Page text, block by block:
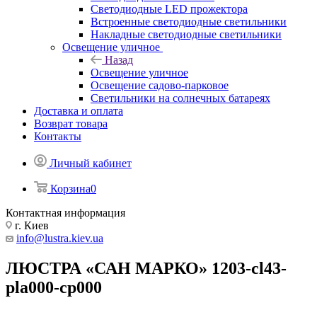
Светодиодные LED прожектора
Встроенные светодиодные светильники
Накладные светодиодные светильники
Освещение уличное
Назад
Освещение уличное
Освещение садово-парковое
Светильники на солнечных батареях
Доставка и оплата
Возврат товара
Контакты
Личный кабинет
Корзина0
Контактная информация
г. Киев
info@lustra.kiev.ua
ЛЮСТРА «САН МАРКО» 1203-cl43-
pla000-cp000